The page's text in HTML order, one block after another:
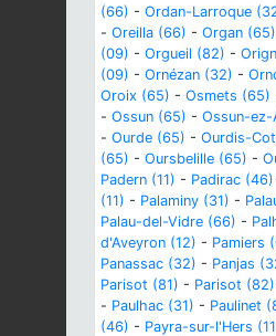
(66) - Ordan-Larroque
- Oreilla (66) - Organ (65)
(09) - Orgueil (82) -
(09) - Ornézan (32) -
Oroix (65) - Osmets (65)
- Ossun (65) - Ossun-
- Ourde (65) - Ourdis-
(65) - Oursbelille (65) -
Padern (11) - Padirac (46)
(11) - Palaminy (31) -
Palau-del-Vidre (66) -
d'Aveyron (12) - Pamiers
Panassac (32) - Panjas
Parisot (81) - Parisot (82)
- Paulhac (31) - Paulinet
(46) - Payra-sur-l'Hers